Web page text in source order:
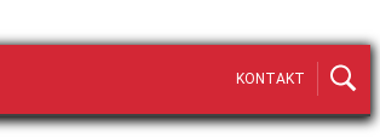
KONTAKT